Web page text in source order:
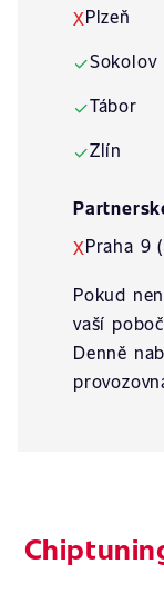
XPlzeň
✓Sokolov
✓Tábor
✓Zlín
XPraha 9
Pokud
vaší
Denně